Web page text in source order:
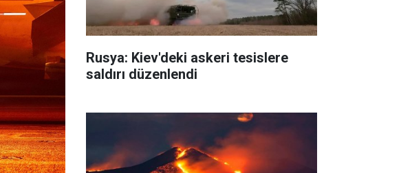
Rusya: Kiev'deki askeri tesislere
saldırı düzenlendi